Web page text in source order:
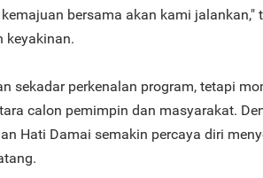
bersama akan kami jalankan,"
keyakinan.
sekadar perkenalan program, tetapi
calon pemimpin dan masyarakat.
Hati Damai semakin percaya diri